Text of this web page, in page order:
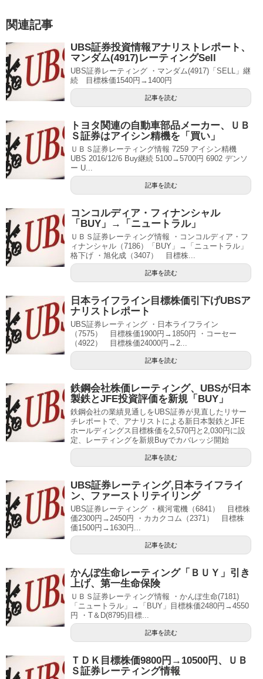
関連記事
UBS証券投資情報アナリストレポート、
マンダム(4917)レーティングSell
UBS証券レーティング ・マンダム(4917)「SELL」継
続 目標株価1540円→1400円
記事を読む
トヨタ関連の自動車部品メーカー、ＵＢ
Ｓ証券はアイシン精機を「買い」
ＵＢＳ証券レーティング情報 7259 アイシン精機
UBS 2016/12/6 Buy継続 5100→5700円 6902 デンソ
ー U...
記事を読む
コンコルディア・フィナンシャル
「BUY」→「ニュートラル」
ＵＢＳ証券レーティング情報 ・コンコルディア・フ
ィナンシャル（7186）「BUY」→「ニュートラル」
格下げ ・旭化成（3407） 目標株...
記事を読む
日本ライフライン目標株価引下げUBSア
ナリストレポート
UBS証券レーティング ・日本ライフライン
（7575） 目標株価1900円→1850円 ・コーセー
（4922） 目標株価24000円→2...
記事を読む
鉄鋼会社株価レーティング、UBSが日本
製鉄とJFE投資評価を新規「BUY」
鉄鋼会社の業績見通しをUBS証券が見直したリサー
チレポートで、アナリストによる新日本製鉄とJFE
ホールディングス目標株価を2,570円と2,030円に設
定、レーティングを新規Buyでカバレッジ開始
記事を読む
UBS証券レーティング,日本ライフライ
ン、ファーストリテイリング
UBS証券レーティング ・横河電機（6841） 目標株
価2300円→2450円 ・カカクコム（2371） 目標株
価1500円→1630円...
記事を読む
かんぽ生命レーティング「ＢＵＹ」引き
上げ、第一生命保険
ＵＢＳ証券レーティング情報 ・かんぽ生命(7181)
「ニュートラル」→「BUY」目標株価2480円→4550
円 ・T＆D(8795)目標...
記事を読む
ＴＤＫ目標株価9800円→10500円、ＵＢ
Ｓ証券レーティング情報